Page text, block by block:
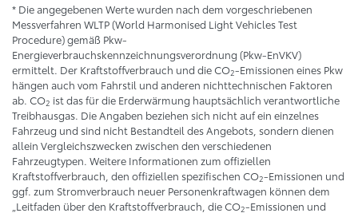
* Die angegebenen Werte wurden nach dem vorgeschriebenen
Messverfahren WLTP (World Harmonised Light Vehicles Test
Procedure) gemäß Pkw-
Energieverbrauchskennzeichnungsverordnung (Pkw-EnVKV)
ermittelt. Der Kraftstoffverbrauch und die CO2-Emissionen eines Pkw
hängen auch vom Fahrstil und anderen nichttechnischen Faktoren
ab. CO2 ist das für die Erderwärmung hauptsächlich verantwortliche
Treibhausgas. Die Angaben beziehen sich nicht auf ein einzelnes
Fahrzeug und sind nicht Bestandteil des Angebots, sondern dienen
allein Vergleichszwecken zwischen den verschiedenen
Fahrzeugtypen. Weitere Informationen zum offiziellen
Kraftstoffverbrauch, den offiziellen spezifischen CO2-Emissionen und
ggf. zum Stromverbrauch neuer Personenkraftwagen können dem
„Leitfaden über den Kraftstoffverbrauch, die CO2-Emissionen und